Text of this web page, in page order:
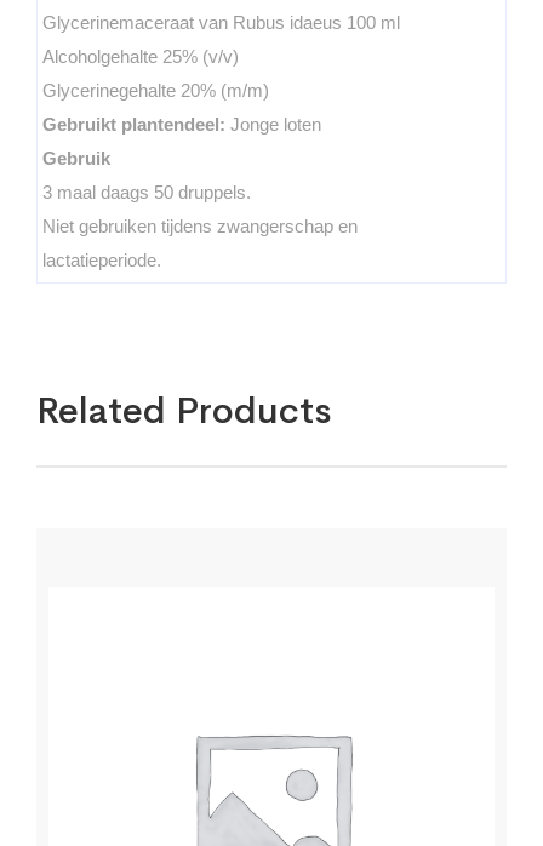
Glycerinemaceraat van Rubus idaeus 100 ml
Alcoholgehalte 25% (v/v)
Glycerinegehalte 20% (m/m)
Gebruikt plantendeel: Jonge loten
Gebruik
3 maal daags 50 druppels.
Niet gebruiken tijdens zwangerschap en
lactatieperiode.
Related Products